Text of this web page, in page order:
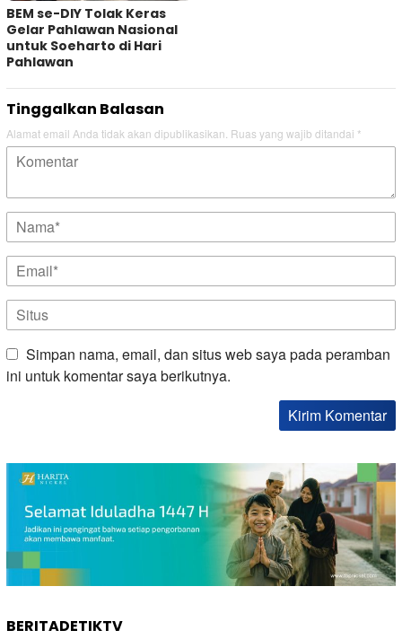
BEM se-DIY Tolak Keras
Gelar Pahlawan Nasional
untuk Soeharto di Hari
Pahlawan
Tinggalkan Balasan
Alamat email Anda tidak akan dipublikasikan. Ruas yang wajib ditandai *
Simpan nama, email, dan situs web saya pada peramban
ini untuk komentar saya berikutnya.
BERITADETIKTV